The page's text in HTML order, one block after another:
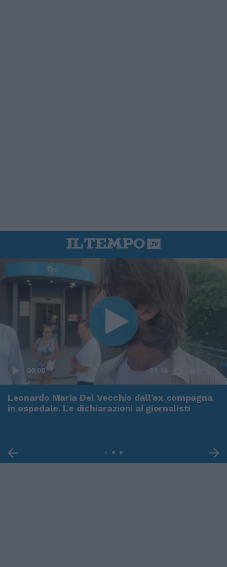
00:00 01:16
Leonardo Maria Del Vecchio dall'ex compagna
in ospedale. Le dichiarazioni ai giornalisti